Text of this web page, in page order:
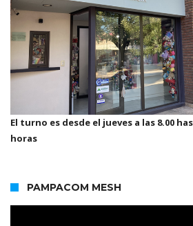
El turno es desde el jueves a las 8.00
horas
PAMPACOM MESH